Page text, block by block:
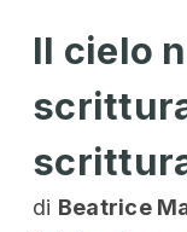
Il cielo
di Beatrice